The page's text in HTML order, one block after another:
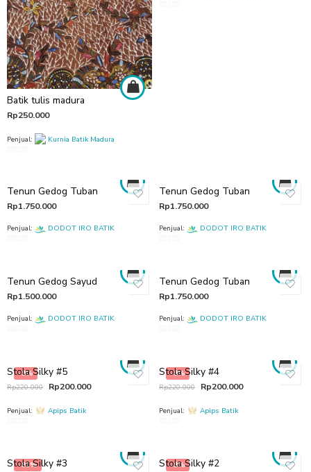
Batik tulis madura
Rp250.000
Penjual: Kurnia Batik Madura
5
Tenun Gedog Tuban
Rp1.750.000
Penjual: DODOT IRO BATIK
Tenun Gedog Tuban
Rp1.750.000
Penjual: DODOT IRO BATIK
Tenun Gedog Sayud
Rp1.500.000
Penjual: DODOT IRO BATIK
5
Tenun Gedog Tuban
Rp1.750.000
Penjual: DODOT IRO BATIK
5
-9%
Stola Silky #5
Rp220.000 Rp200.000
Penjual: Apips Batik
5
-9%
Stola Silky #4
Rp220.000 Rp200.000
Penjual: Apips Batik
5
-91%
Stola Silky #3 -9%
Stola Silky #2